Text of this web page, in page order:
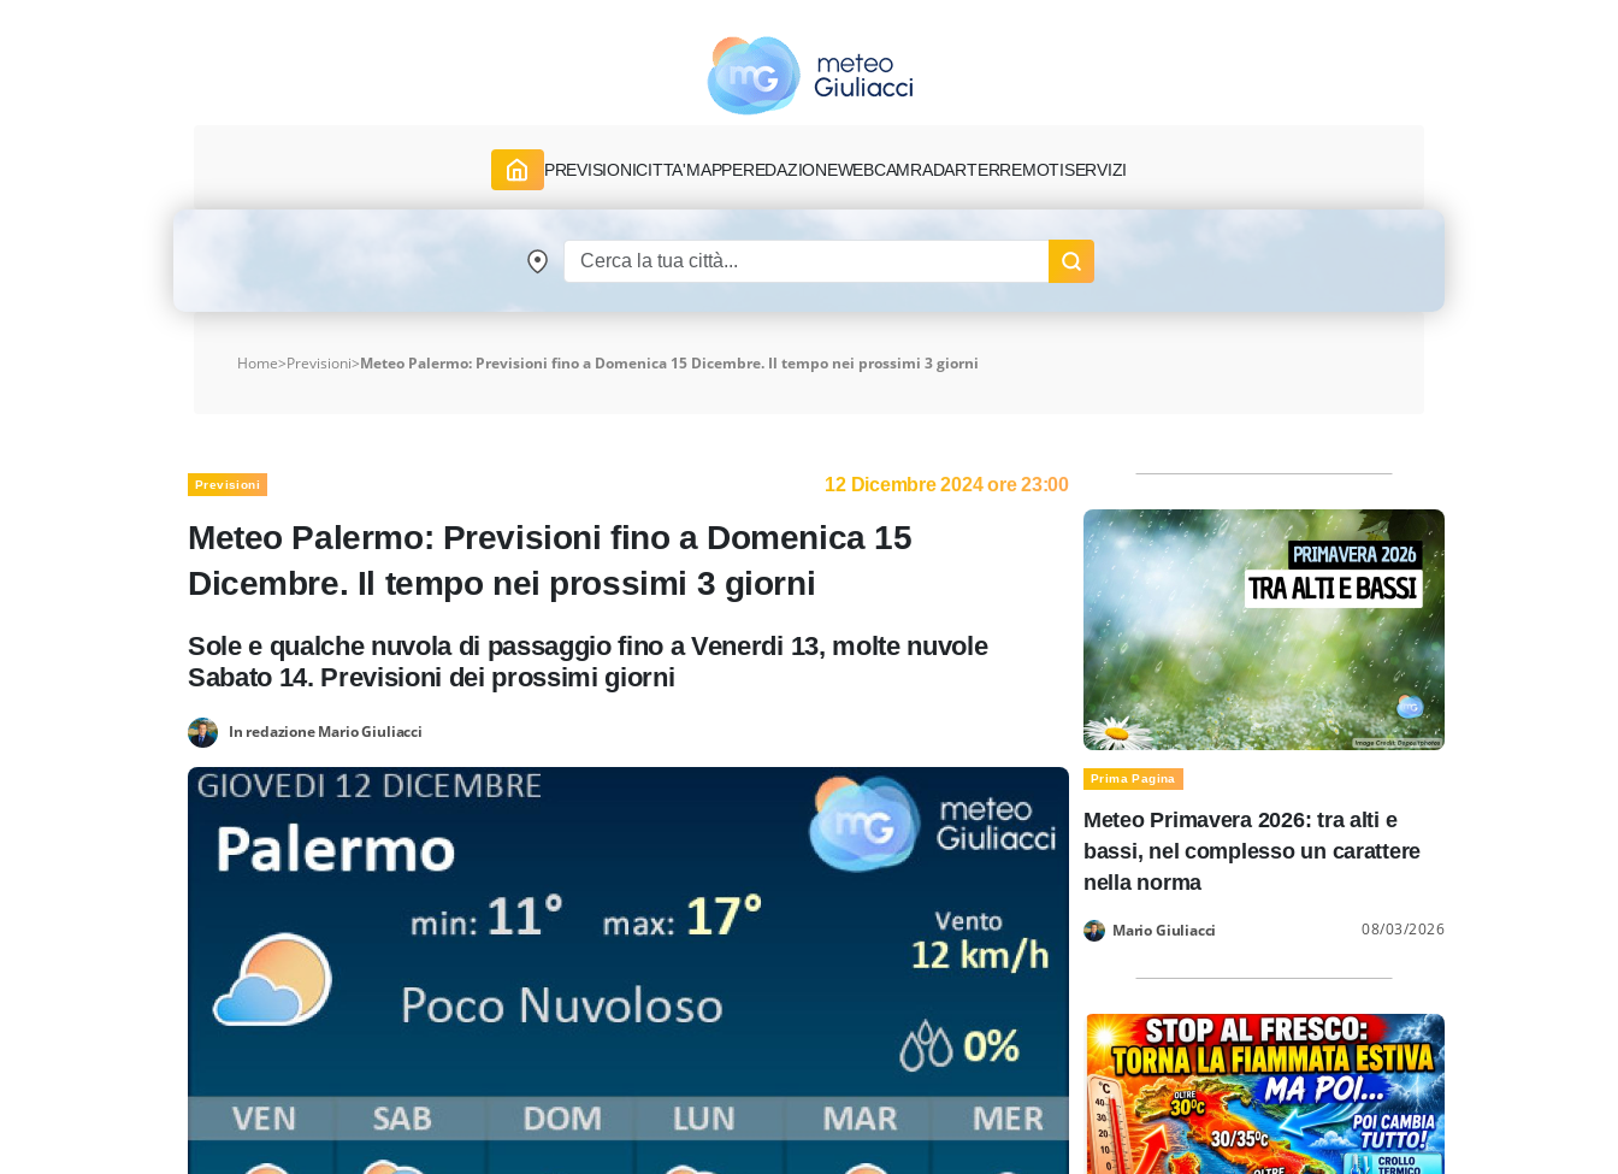
PREVISIONICITTA'MAPPEREDAZIONEWEBCAMRADARTERREMOTISERVIZI
Home>Previsioni>Meteo Palermo: Previsioni fino a Domenica 15 Dicembre. Il tempo nei prossimi 3 giorni
Previsioni 12 Dicembre 2024 ore 23:00
Meteo Palermo: Previsioni fino a Domenica 15
Dicembre. Il tempo nei prossimi 3 giorni
Sole e qualche nuvola di passaggio fino a Venerdi 13, molte nuvole
Sabato 14. Previsioni dei prossimi giorni
In redazione Mario Giuliacci
Prima Pagina
Meteo Primavera 2026: tra alti e
bassi, nel complesso un carattere
nella norma
Mario Giuliacci 08/03/2026